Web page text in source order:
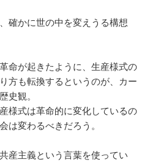
確かに世の中を変えうる構想
命が起きたように、生産様式の
方も転換するというのが、カー
史観。
様式は革命的に変化しているの
は変わるべきだろう。
産主義という言葉を使ってい